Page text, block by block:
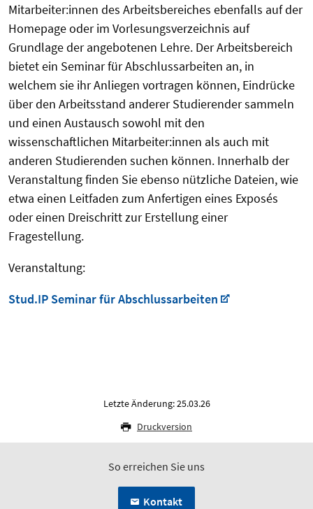
Mitarbeiter:innen des Arbeitsbereiches ebenfalls auf der
Homepage oder im Vorlesungsverzeichnis auf
Grundlage der angebotenen Lehre. Der Arbeitsbereich
bietet ein Seminar für Abschlussarbeiten an, in
welchem sie ihr Anliegen vortragen können, Eindrücke
über den Arbeitsstand anderer Studierender sammeln
und einen Austausch sowohl mit den
wissenschaftlichen Mitarbeiter:innen als auch mit
anderen Studierenden suchen können. Innerhalb der
Veranstaltung finden Sie ebenso nützliche Dateien, wie
etwa einen Leitfaden zum Anfertigen eines Exposés
oder einen Dreischritt zur Erstellung einer
Fragestellung.
Veranstaltung:
Stud.IP Seminar für Abschlussarbeiten
Letzte Änderung: 25.03.26
Druckversion
So erreichen Sie uns
Kontakt